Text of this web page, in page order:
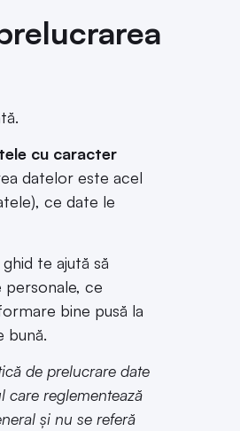
cu caracter
datelor este acel
ce date le
te ajută să
ce
bine pusă la
bună.
de prelucrare date
care reglementează
și nu se referă